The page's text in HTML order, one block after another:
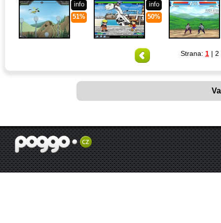
info
51%
info
50%
Strana: 1| 2